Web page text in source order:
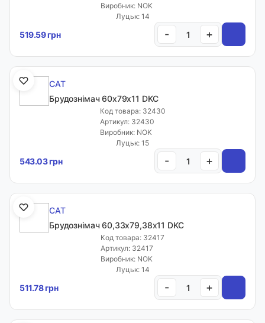
Виробник: NOK
Луцьк: 14
519.59 грн - +
CAT
Брудознімач 60х79х11 DKC
Код товара: 32430
Артикул: 32430
Виробник: NOK
Луцьк: 15
543.03 грн - +
CAT
Брудознімач 60,33х79,38х11 DKC
Код товара: 32417
Артикул: 32417
Виробник: NOK
Луцьк: 14
511.78 грн - +